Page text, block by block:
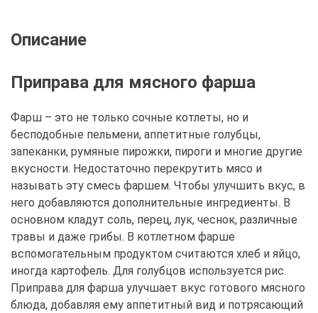
Описание
Приправа для мясного фарша
Фарш – это не только сочные котлеты, но и
бесподобные пельмени, аппетитные голубцы,
запеканки, румяные пирожки, пироги и многие другие
вкусности. Недостаточно перекрутить мясо и
называть эту смесь фаршем. Чтобы улучшить вкус, в
него добавляются дополнительные ингредиенты. В
основном кладут соль, перец, лук, чеснок, различные
травы и даже грибы. В котлетном фарше
вспомогательным продуктом считаются хлеб и яйцо,
иногда картофель. Для голубцов используется рис.
Приправа для фарша улучшает вкус готового мясного
блюда, добавляя ему аппетитный вид и потрясающий